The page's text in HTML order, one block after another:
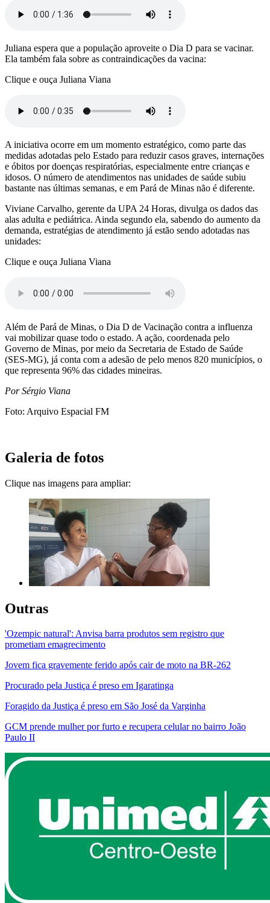
Juliana espera que a população aproveite o Dia D para se vacinar.
Ela também fala sobre as contraindicações da vacina:
Clique e ouça Juliana Viana
A iniciativa ocorre em um momento estratégico, como parte das
medidas adotadas pelo Estado para reduzir casos graves, internações
e óbitos por doenças respiratórias, especialmente entre crianças e
idosos. O número de atendimentos nas unidades de saúde subiu
bastante nas últimas semanas, e em Pará de Minas não é diferente.
Viviane Carvalho, gerente da UPA 24 Horas, divulga os dados das
alas adulta e pediátrica. Ainda segundo ela, sabendo do aumento da
demanda, estratégias de atendimento já estão sendo adotadas nas
unidades:
Clique e ouça Juliana Viana
Além de Pará de Minas, o Dia D de Vacinação contra a influenza
vai mobilizar quase todo o estado. A ação, coordenada pelo
Governo de Minas, por meio da Secretaria de Estado de Saúde
(SES-MG), já conta com a adesão de pelo menos 820 municípios, o
que representa 96% das cidades mineiras.
Por Sérgio Viana
Foto: Arquivo Espacial FM
Galeria de fotos
Clique nas imagens para ampliar:
Outras
'Ozempic natural': Anvisa barra produtos sem registro que
prometiam emagrecimento
Jovem fica gravemente ferido após cair de moto na BR-262
Procurado pela Justiça é preso em Igaratinga
Foragido da Justiça é preso em São José da Varginha
GCM prende mulher por furto e recupera celular no bairro João
Paulo II